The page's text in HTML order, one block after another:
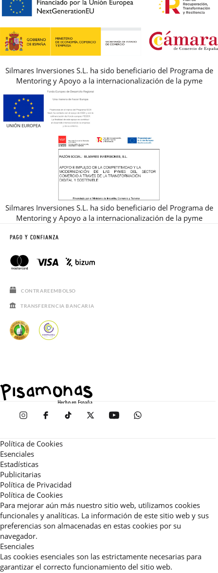
AVISO LEGAL, PRIVACIDAD Y COOKIES
REBAJAS
PREGUNTAS FRECUENTES
Silmares Inversiones S.L. ha sido beneficiario del Programa de
Mentoring y Apoyo a la internacionalización de la pyme
Silmares Inversiones S.L. ha sido beneficiario del Programa de
Mentoring y Apoyo a la internacionalización de la pyme
PAGO Y CONFIANZA
CONTRAREEMBOLSO
TRANSFERENCIA BANCARIA
Política de Cookies
Esenciales
Estadísticas
Publicitarias
Política de Privacidad
Política de Cookies
Para mejorar aún más nuestro sitio web, utilizamos cookies
funcionales y analíticas. La información de este sitio web y sus
preferencias son almacenadas en estas cookies por su
navegador.
Esenciales
Las cookies esenciales son las estrictamente necesarias para
garantizar el correcto funcionamiento del sitio web.